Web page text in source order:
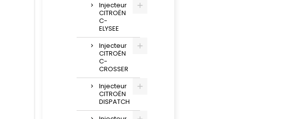
Injecteur
CITROËN
C-
ELYSEE
Injecteur
CITROËN
C-
CROSSER
Injecteur
CITROËN
DISPATCH